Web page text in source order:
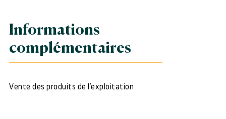
Informations
complémentaires
Vente des produits de l’exploitation